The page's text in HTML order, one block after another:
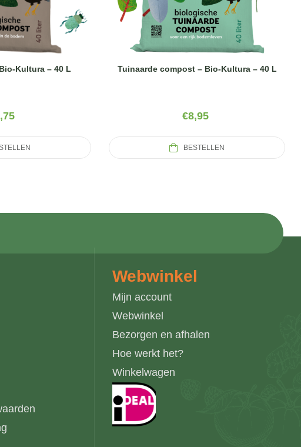
Kultura – 40 L Tuinaarde compost – Bio-Kultura – 40 L
€8,95
BESTELLEN
Webwinkel
Mijn account
Webwinkel
Bezorgen en afhalen
Hoe werkt het?
Winkelwagen